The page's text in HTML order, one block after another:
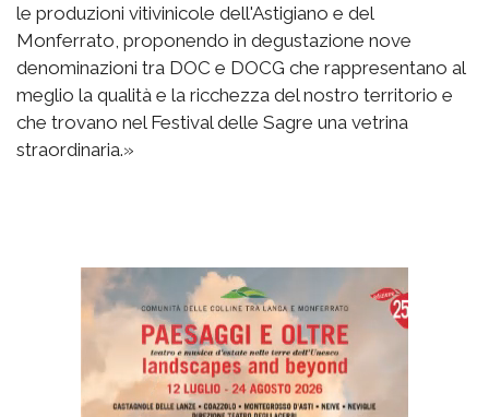
le produzioni vitivinicole dell'Astigiano e del
Monferrato, proponendo in degustazione nove
denominazioni tra DOC e DOCG che rappresentano al
meglio la qualità e la ricchezza del nostro territorio e
che trovano nel Festival delle Sagre una vetrina
straordinaria.»